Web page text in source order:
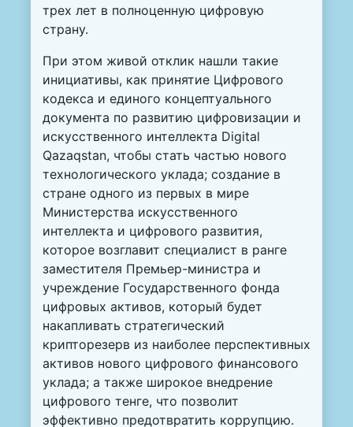
трех лет в полноценную цифровую
страну.
При этом живой отклик нашли такие
инициативы, как принятие Цифрового
кодекса и единого концептуального
документа по развитию цифровизации и
искусственного интеллекта Digital
Qazaqstan, чтобы стать частью нового
технологического уклада; создание в
стране одного из первых в мире
Министерства искусственного
интеллекта и цифрового развития,
которое возглавит специалист в ранге
заместителя Премьер-министра и
учреждение Государственного фонда
цифровых активов, который будет
накапливать стратегический
крипторезерв из наиболее перспективных
активов нового цифрового финансового
уклада; а также широкое внедрение
цифрового тенге, что позволит
эффективно предотвратить коррупцию.